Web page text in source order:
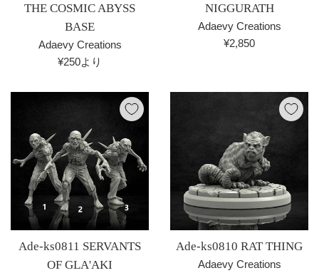
THE COSMIC ABYSS
BASE
Adaevy Creations
¥250より
NIGGURATH
Adaevy Creations
通
格
¥2,850
Ade-ks0811 SERVANTS
OF GLA'AKI
Ade-ks0810 RAT THING
Adaevy Creations